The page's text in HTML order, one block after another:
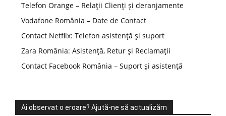
Telefon Orange – Relații Clienți și deranjamente
Vodafone România – Date de Contact
Contact Netflix: Telefon asistență și suport
Zara România: Asistență, Retur și Reclamații
Contact Facebook România – Suport și asistență
Ai observat o eroare? Ajută-ne să actualizăm